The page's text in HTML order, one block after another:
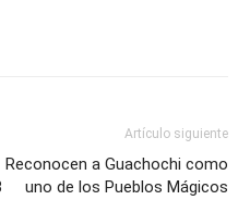
Artículo siguiente
Reconocen a Guachochi como
uno de los Pueblos Mágicos